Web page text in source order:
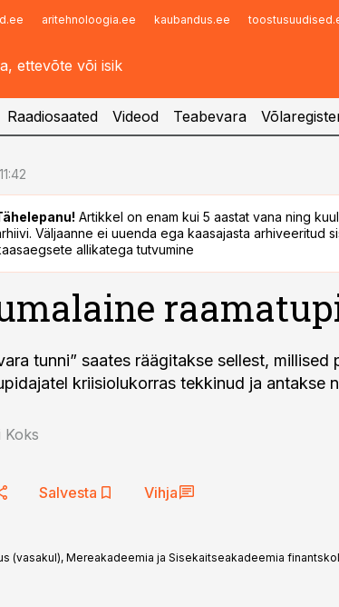
aritehnoloogia.ee kaubandus.ee
Infopank
Raadiosaated Videod Teabevara
Artikkel on enam kui 5 aastat vana ning
Väljaanne ei uuenda ega kaasajasta arhiveeritud
allikatega tutvumine
tunni” saates räägitakse sellest,
kriisiolukorras tekkinud ja antakse
Koks
Salvesta Vihja
(vasakul), Mereakadeemia ja Sisekaitseakadeemia